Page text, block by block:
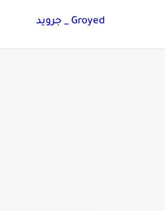
Groyed _ جرويد